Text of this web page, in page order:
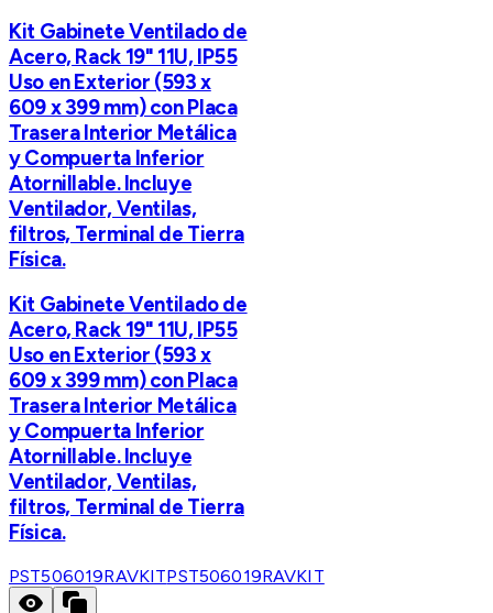
Kit Gabinete Ventilado de
Acero, Rack 19" 11U, IP55
Uso en Exterior (593 x
609 x 399 mm) con Placa
Trasera Interior Metálica
y Compuerta Inferior
Atornillable. Incluye
Ventilador, Ventilas,
filtros, Terminal de Tierra
Física.
Kit Gabinete Ventilado de
Acero, Rack 19" 11U, IP55
Uso en Exterior (593 x
609 x 399 mm) con Placa
Trasera Interior Metálica
y Compuerta Inferior
Atornillable. Incluye
Ventilador, Ventilas,
filtros, Terminal de Tierra
Física.
PST506019RAVKITPST506019RAVKIT